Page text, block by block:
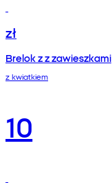
zł
Brelok z z zawieszkami
z kwiatkiem
10